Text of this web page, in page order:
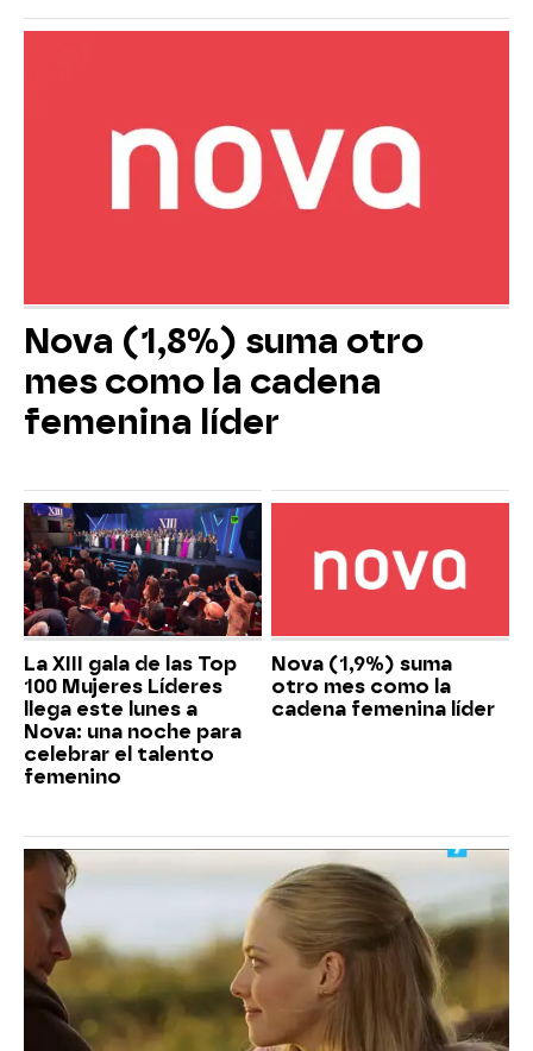
Nova (1,8%) suma otro
mes como la cadena
femenina líder
La XIII gala de las Top
100 Mujeres Líderes
llega este lunes a
Nova: una noche para
celebrar el talento
femenino
Nova (1,9%) suma
otro mes como la
cadena femenina líder